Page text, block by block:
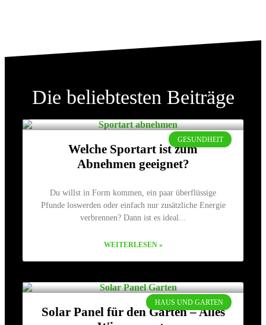
Die beliebtesten Beiträge
GESUNDHEIT
Welche Sportart ist zum
Abnehmen geeignet?
Du willst in Form kommen, ein paar überflüssige
Pfunde loswerden oder einfach nur zusätzliche Energie
verbrennen? Dann ist es ideal
WEITERLESEN »
HAUS UND GARTEN
Solar Panel für den Garten – Alles